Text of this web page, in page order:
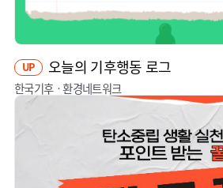
UP 오늘의 기후행동 로그
한국기후ㆍ환경네트워크